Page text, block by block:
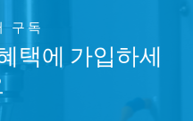
구독
택에 가입하세